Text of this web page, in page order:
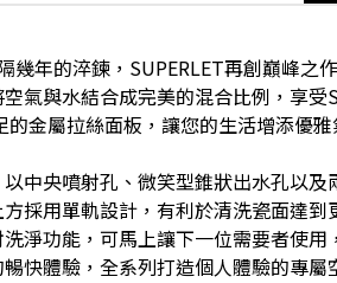
幾年的淬鍊，SUPERLET再創巔峰之
氣與水結合成完美的混合比例，享受
金屬拉絲面板，讓您的生活增添優
中央噴射孔、微笑型錐狀出水孔以及
採用單軌設計，有利於清洗瓷面達到
淨功能，可馬上讓下一位需要者使
快體驗，全系列打造個人體驗的專屬